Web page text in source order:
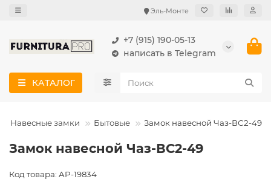
Эль-Монте
+7 (915) 190-05-13
написать в Telegram
КАТАЛОГ
Навесные замки Бытовые Замок навесной Чаз-ВС2-49
Замок навесной Чаз-ВС2-49
Код товара: AP-19834